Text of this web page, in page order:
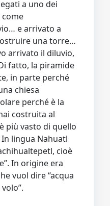
a uno dei
e arrivato a
una torre…
arrivato il diluvio,
fatto, la piramide
in parte perché
chiesa
perché è la
costruita al
più vasto di quello
lingua Nahuatl
cioè
In origine era
vuol dire “acqua